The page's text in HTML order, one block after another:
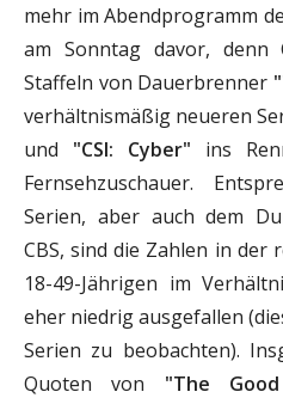
mehr im Abendprogramm
am Sonntag davor, denn
Staffeln von Dauerbrenner
verhältnismäßig neueren
und "CSI: Cyber" ins
Fernsehzuschauer.
Serien, aber auch dem
CBS, sind die Zahlen in der
18-49-Jährigen im
eher niedrig ausgefallen
Serien zu beobachten).
Quoten von "The